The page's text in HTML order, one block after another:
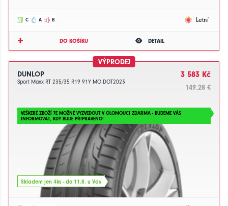
C A B Letní
DO KOŠÍKU DETAIL
VÝPRODEJ
DUNLOP
Sport Maxx RT 235/35 R19 91Y MO DOT2023
3 583 Kč
149.28 €
VEŠKERÉ ZBOŽÍ JE MOŽNÉ VYZVEDOUT V OLOMOUCI ZDARMA - BUDEME VÁS
INFORMOVAT, KDY BUDE PŘIPRAVENO!
Skladem jen 4ks - do 11.8. u Vás